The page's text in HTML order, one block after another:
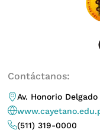
Contáctanos:
Av. Honorio
(511) 319-0000